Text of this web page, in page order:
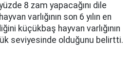
8 zam yapacağını dile
varlığının son 6 yılın en
küçükbaş hayvan varlığının
seviyesinde olduğunu belirtti.